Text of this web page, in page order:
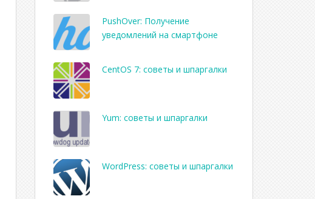
PushOver: Получение
уведомлений на смартфоне
CentOS 7: советы и шпаргалки
Yum: советы и шпаргалки
WordPress: советы и шпаргалки